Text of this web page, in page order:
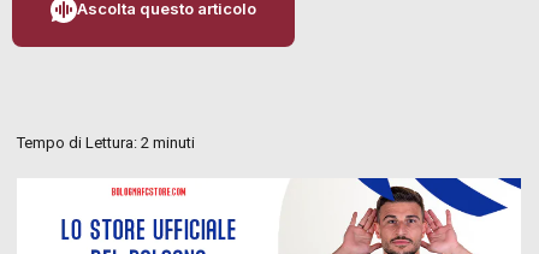
Ascolta questo articolo
Tempo di Lettura:2 minuti